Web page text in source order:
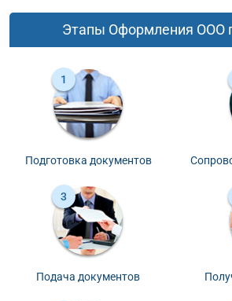
Этапы Оформления ООО
Подготовка документов
Подача документов